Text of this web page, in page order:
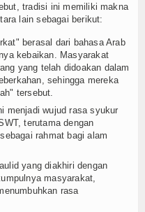
tradisi ini memiliki makna
lain sebagai berikut:
berasal dari bahasa Arab
kebaikan. Masyarakat
yang telah didoakan dalam
sehingga mereka
tersebut.
menjadi wujud rasa syukur
terutama dengan
rahmat bagi alam
yang diakhiri dengan
masyarakat,
rasa